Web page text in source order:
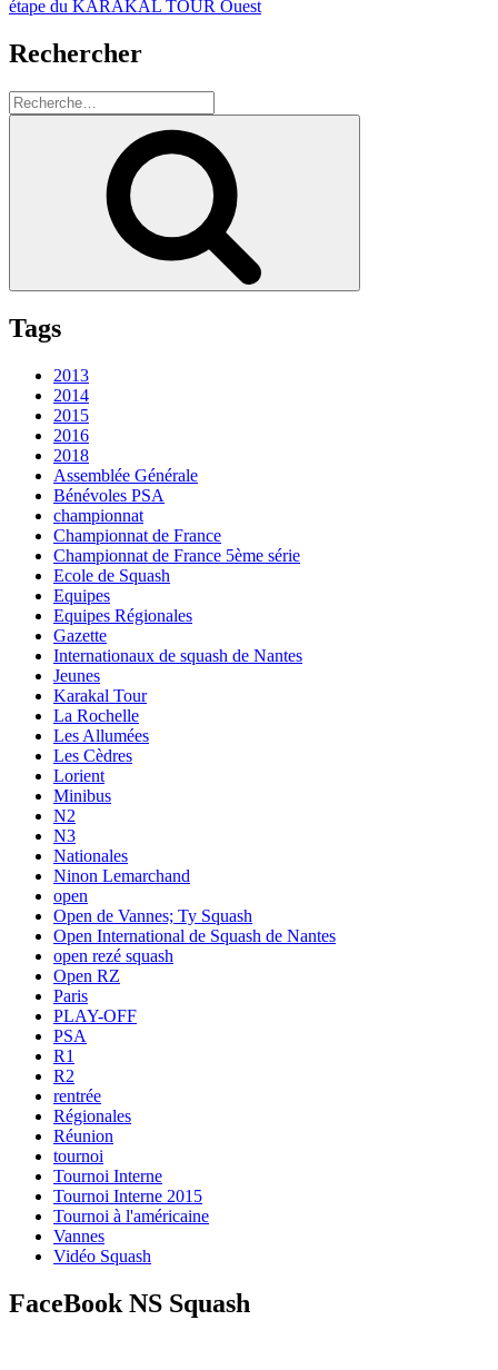
étape du KARAKAL TOUR Ouest
Rechercher
Recherche
pour
Tags
2013
2014
2015
2016
2018
Assemblée Générale
Bénévoles PSA
championnat
Championnat de France
Championnat de France 5ème série
Ecole de Squash
Equipes
Equipes Régionales
Gazette
Internationaux de squash de Nantes
Jeunes
Karakal Tour
La Rochelle
Les Allumées
Les Cèdres
Lorient
Minibus
N2
N3
Nationales
Ninon Lemarchand
open
Open de Vannes; Ty Squash
Open International de Squash de Nantes
open rezé squash
Open RZ
Paris
PLAY-OFF
PSA
R1
R2
rentrée
Régionales
Réunion
tournoi
Tournoi Interne
Tournoi Interne 2015
Tournoi à l'américaine
Vannes
Vidéo Squash
FaceBook NS Squash